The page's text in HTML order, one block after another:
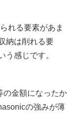
れる要素があま
納は削れる要
う感じです。
の金額になったか
の強みが薄